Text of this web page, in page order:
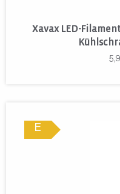
Xavax LED-
E